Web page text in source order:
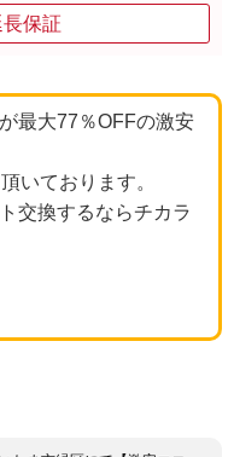
保証
最大77％OFFの激安
いております。
交換するならチカラ